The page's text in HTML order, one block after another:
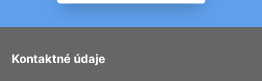
Kontaktné údaje